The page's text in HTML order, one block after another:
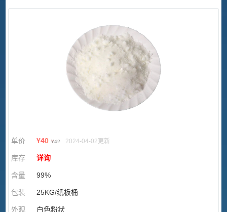
单价 ¥40 ¥42 2024-04-02更新
库存 详询
含量 99%
包装 25KG/纸板桶
外观 白色粉状